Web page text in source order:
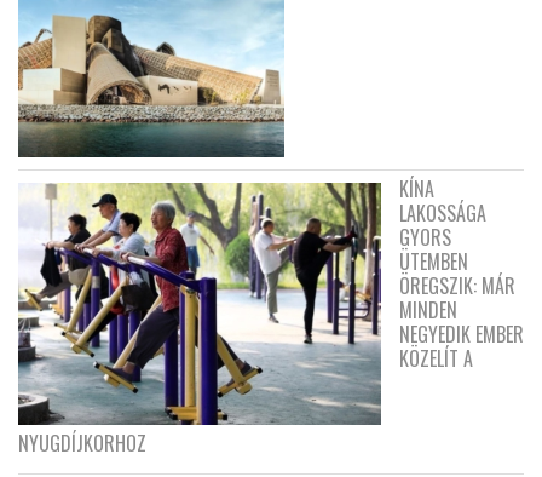
KÍNA
LAKOSSÁGA
GYORS
ÜTEMBEN
ÖREGSZIK: MÁR
MINDEN
NEGYEDIK EMBER
KÖZELÍT A
NYUGDÍJKORHOZ